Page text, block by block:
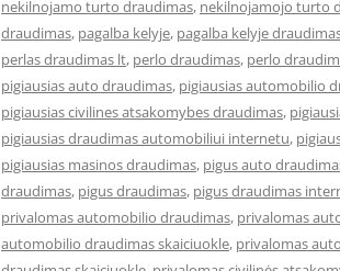
nekilnojamo turto draudimas, nekilnojamojo turto
draudimas, pagalba kelyje, pagalba kelyje
perlas draudimas lt, perlo draudimas, perlo
pigiausias auto draudimas, pigiausias automobilio
pigiausias civilines atsakomybes draudimas,
pigiausias draudimas automobiliui internetu,
pigiausias masinos draudimas, pigus auto
draudimas, pigus draudimas, pigus draudimas
privalomas automobilio draudimas, privalomas
automobilio draudimas skaiciuokle, privalomas